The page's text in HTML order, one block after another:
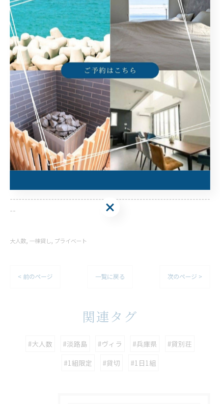
https://villance-awajishima.com/
--------------------------------------------------------------------
--
ヴィランス淡路島
住所 :兵庫県洲本市由良町由良7-1
電話番号 :​090-5764-1776
大人数で淡路島に宿泊できる場所
淡路島で落ち着きやすい一棟貸し
--------------------------------------------------------------------
--
大人数 一棟貸し プライベート
< 前のページ 一覧に戻る 次のページ >
関連タグ
#大人数 #淡路島 #ヴィラ #兵庫県
#貸別荘
#1組限定
#貸切 #1日1組